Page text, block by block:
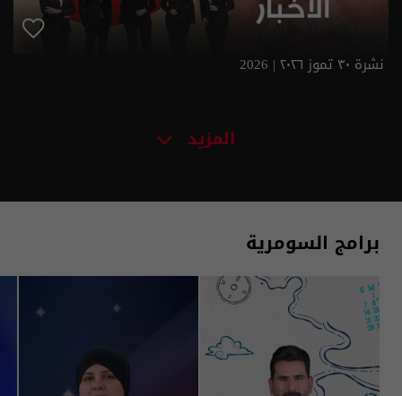
نشرة ٣٠ تموز ٢٠٢٦ | 2026
المزيد
برامج السومرية